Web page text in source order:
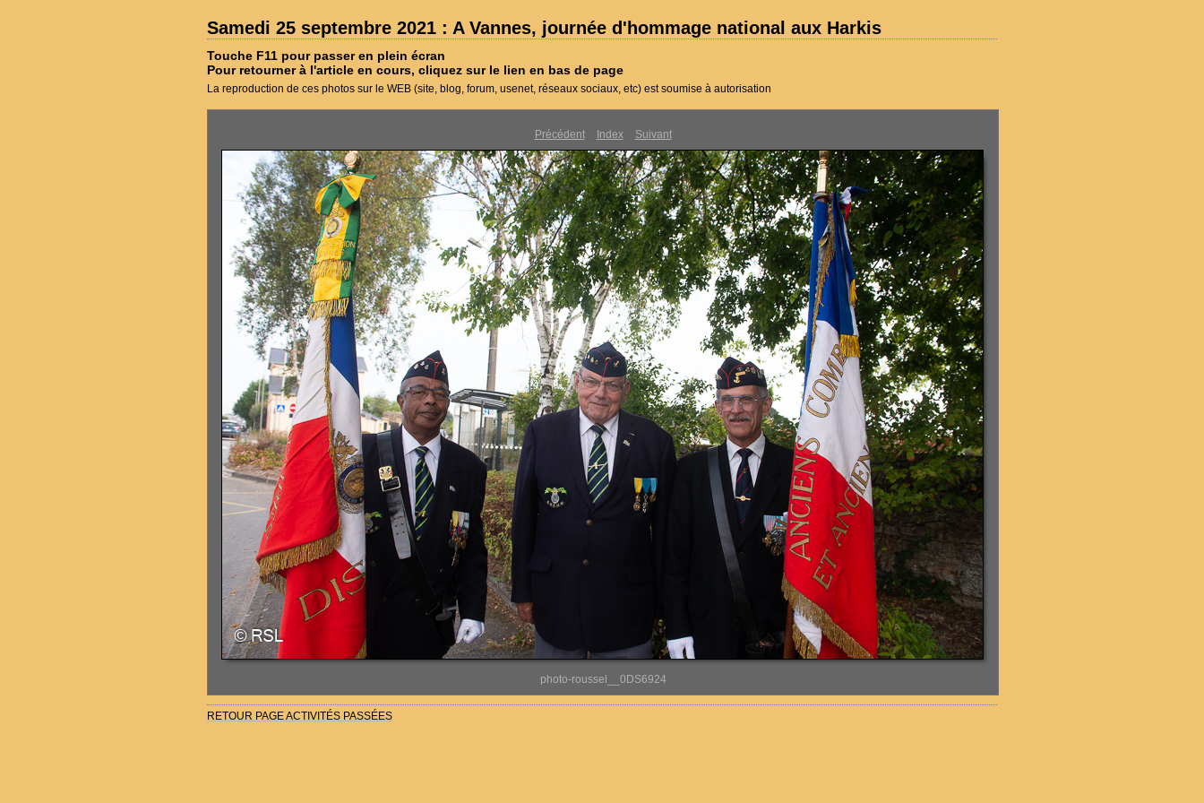
Samedi 25 septembre 2021 : A Vannes, journée d'hommage national aux Harkis
Touche F11 pour passer en plein écran
Pour retourner à l'article en cours, cliquez sur le lien en bas de page
La reproduction de ces photos sur le WEB (site, blog, forum, usenet, réseaux sociaux, etc) est soumise à autorisation
Précédent Index Suivant
photo-roussel__0DS6924
RETOUR PAGE ACTIVITÉS PASSÉES